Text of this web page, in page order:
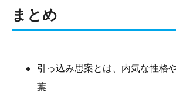
まとめ
引っ込み思案とは、内気な性格
葉